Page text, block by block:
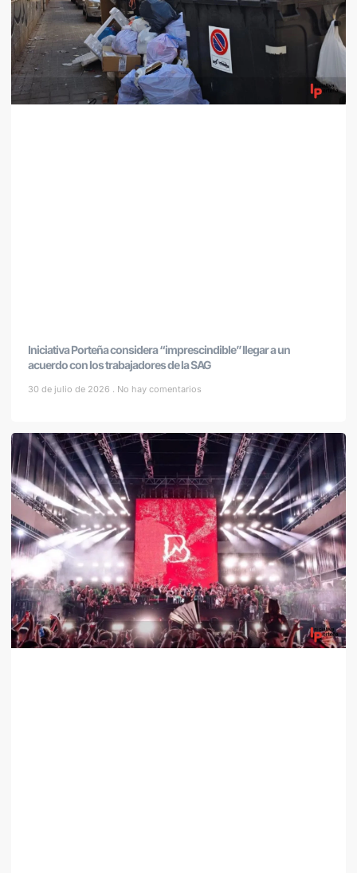
Iniciativa Porteña considera “imprescindible” llegar a un
acuerdo con los trabajadores de la SAG
30 de julio de 2026 No hay comentarios